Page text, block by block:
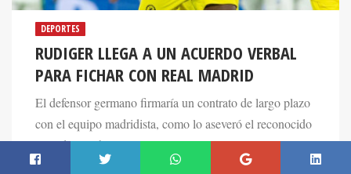
DEPORTES
RUDIGER LLEGA A UN ACUERDO VERBAL
PARA FICHAR CON REAL MADRID
El defensor germano firmaría un contrato de largo plazo
con el equipo madridista, como lo aseveró el reconocido
periodista Fabrizio Romano.